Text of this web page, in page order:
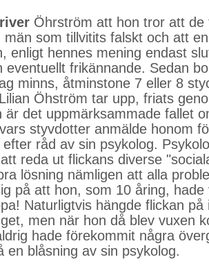
Öhrström att hon tror att de
män som tillvitits falskt och att
enligt hennes mening endast
eventuellt frikännande. Sedan
minns, åtminstone 7 eller 8
Öhström tar upp, friats
är det uppmärksammade fallet
styvdotter anmälde honom
råd av sin psykolog.
reda ut flickans diverse
lösning nämligen att alla
på att hon, som 10 åring, hade
Naturligtvis hängde flickan på
men när hon då blev vuxen
hade förekommit några
en blåsning av sin psykolog.